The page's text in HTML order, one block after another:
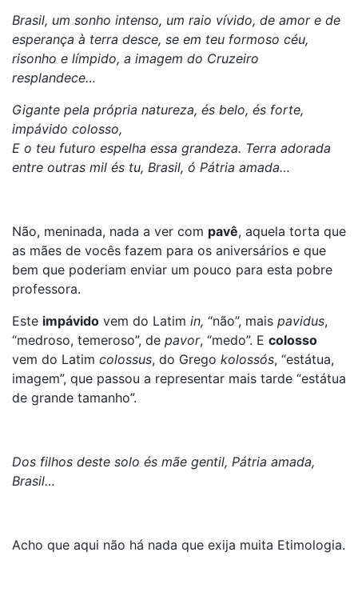
Brasil, um sonho intenso, um raio vívido, de amor e de
esperança à terra desce, se em teu formoso céu,
risonho e límpido, a imagem do Cruzeiro
resplandece…
Gigante pela própria natureza, és belo, és forte,
impávido colosso,
E o teu futuro espelha essa grandeza. Terra adorada
entre outras mil és tu, Brasil, ó Pátria amada…
Não, meninada, nada a ver com pavê, aquela torta que
as mães de vocês fazem para os aniversários e que
bem que poderiam enviar um pouco para esta pobre
professora.
Este impávido vem do Latim in, “não”, mais pavidus,
“medroso, temeroso”, de pavor, “medo”. E colosso
vem do Latim colossus, do Grego kolossós, “estátua,
imagem”, que passou a representar mais tarde “estátua
de grande tamanho”.
Dos filhos deste solo és mãe gentil, Pátria amada,
Brasil…
Acho que aqui não há nada que exija muita Etimologia.